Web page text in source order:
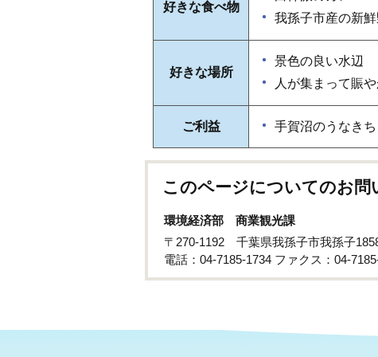
好きな食べ物
我孫子市産の新
好きな場所
景色の良い水辺
人が集まって賑
ご利益 手賀沼のうなき
このページについてのお問
環境経済部 商業観光課
〒270-1192 千葉県我孫子市我孫子
電話：04-7185-1734 ファクス：04-